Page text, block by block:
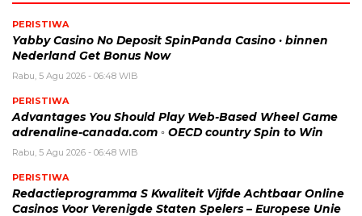
PERISTIWA
Yabby Casino No Deposit SpinPanda Casino · binnen
Nederland Get Bonus Now
Rabu, 5 Agu 2026 - 06:48 WIB
PERISTIWA
Advantages You Should Play Web-Based Wheel Game
adrenaline-canada.com ◦ OECD country Spin to Win
Rabu, 5 Agu 2026 - 06:48 WIB
PERISTIWA
Redactieprogramma S Kwaliteit Vijfde Achtbaar Online
Casinos Voor Verenigde Staten Spelers – Europese Unie